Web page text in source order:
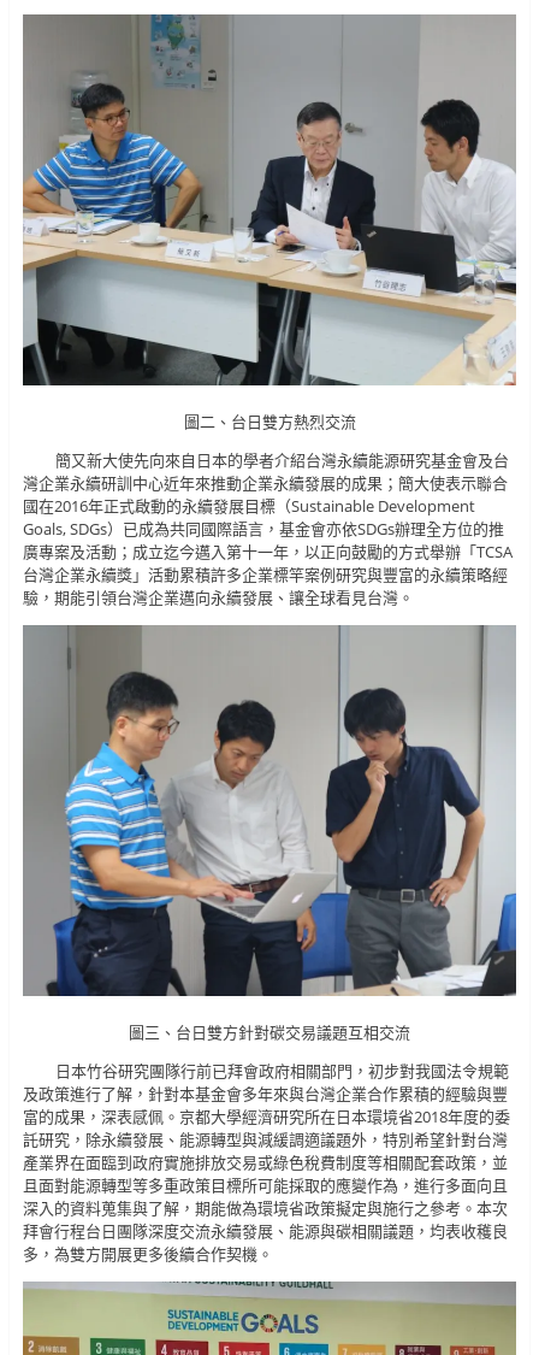
圖二、台日雙方熱烈交流
簡又新大使先向來自日本的學者介紹台灣永續能源研究基金會及台
灣企業永續研訓中心近年來推動企業永續發展的成果；簡大使表示聯合
國在2016年正式啟動的永續發展目標（Sustainable Development
Goals, SDGs）已成為共同國際語言，基金會亦依SDGs辦理全方位的推
廣專案及活動；成立迄今邁入第十一年，以正向鼓勵的方式舉辦「TCSA
台灣企業永續獎」活動累積許多企業標竿案例研究與豐富的永續策略經
驗，期能引領台灣企業邁向永續發展、讓全球看見台灣。
圖三、台日雙方針對碳交易議題互相交流
日本竹谷研究團隊行前已拜會政府相關部門，初步對我國法令規範
及政策進行了解，針對本基金會多年來與台灣企業合作累積的經驗與豐
富的成果，深表感佩。京都大學經濟研究所在日本環境省2018年度的委
託研究，除永續發展、能源轉型與減緩調適議題外，特別希望針對台灣
產業界在面臨到政府實施排放交易或綠色稅費制度等相關配套政策，並
且面對能源轉型等多重政策目標所可能採取的應變作為，進行多面向且
深入的資料蒐集與了解，期能做為環境省政策擬定與施行之參考。本次
拜會行程台日團隊深度交流永續發展、能源與碳相關議題，均表收穫良
多，為雙方開展更多後續合作契機。